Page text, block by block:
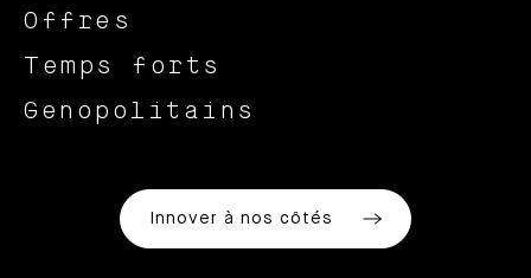
Offres
Temps forts
Genopolitains
Innover à nos côtés